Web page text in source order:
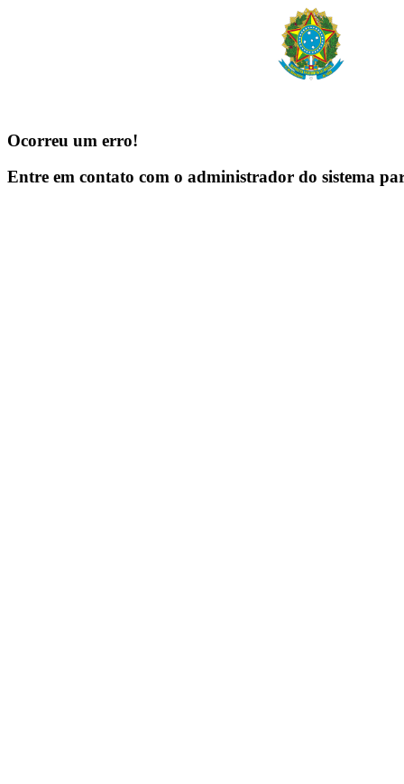
Ocorreu um erro!
Entre em contato com o administrador do sistema